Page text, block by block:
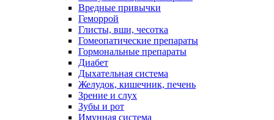
Вредные привычки
Геморрой
Глисты, вши, чесотка
Гомеопатические препараты
Гормональные препараты
Диабет
Дыхательная система
Желудок, кишечник, печень
Зрение и слух
Зубы и рот
Имунная система